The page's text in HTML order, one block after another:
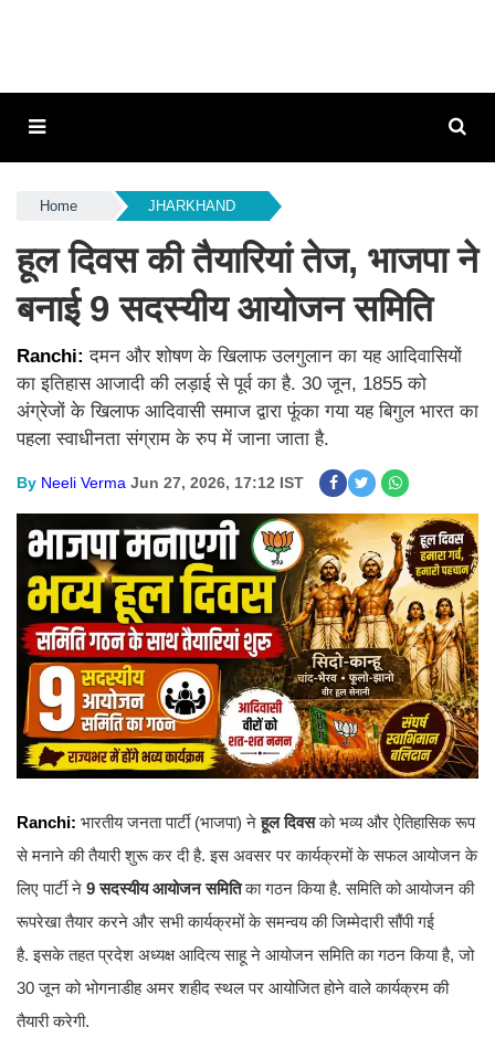
Home JHARKHAND
हूल दिवस की तैयारियां तेज, भाजपा ने
बनाई 9 सदस्यीय आयोजन समिति
Ranchi:दमन और शोषण के खिलाफ उलगुलान का यह आदिवासियों
का इतिहास आजादी की लड़ाई से पूर्व का है. 30 जून, 1855 को
अंग्रेजों के खिलाफ आदिवासी समाज द्वारा फूंका गया यह बिगुल भारत का
पहला स्वाधीनता संग्राम के रुप में जाना जाता है.
By Neeli Verma Jun 27, 2026, 17:12 IST
Ranchi: भारतीय जनता पार्टी (भाजपा) नेहूल दिवसको भव्य और ऐतिहासिक रूप
से मनाने की तैयारी शुरू कर दी है. इस अवसर पर कार्यक्रमों के सफल आयोजन के
लिए पार्टी ने 9 सदस्यीय आयोजन समितिका गठन किया है. समिति को आयोजन की
रूपरेखा तैयार करने और सभी कार्यक्रमों के समन्वय की जिम्मेदारी सौंपी गई
है. इसके तहत प्रदेश अध्यक्ष आदित्य साहू ने आयोजन समिति का गठन किया है, जो
30 जून को भोगनाडीह अमर शहीद स्थल पर आयोजित होने वाले कार्यक्रम की
तैयारी करेगी.